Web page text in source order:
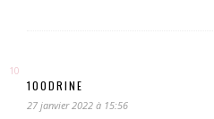
100DRINE
27 janvier 2022 à 15:56